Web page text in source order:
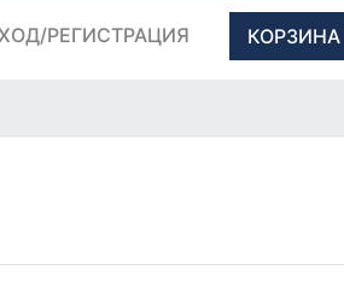
РЕГИСТРАЦИЯ КОРЗИНА